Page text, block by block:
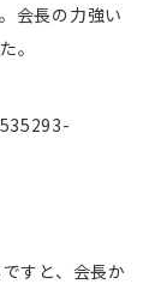
会長の力強い
。
すと、会長か